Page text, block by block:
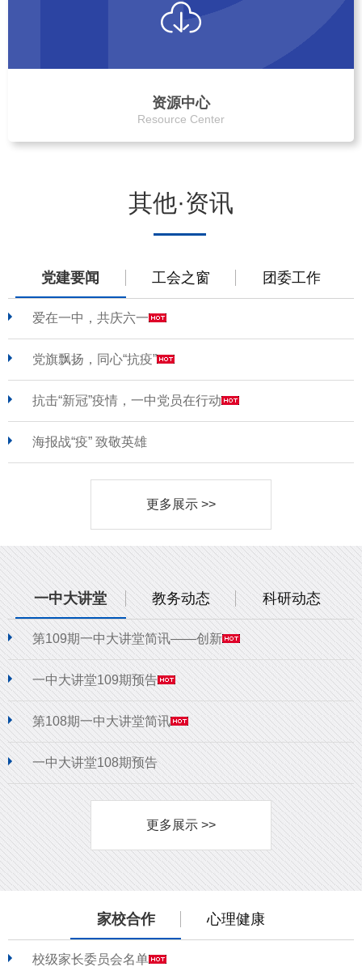
资源中心
Resource Center
其他·资讯
党建要闻 工会之窗 团委工作
爱在一中，共庆六一
党旗飘扬，同心“抗疫”
抗击“新冠”疫情，一中党员在行动
海报战“疫” 致敬英雄
更多展示 >>
一中大讲堂 教务动态 科研动态
第109期一中大讲堂简讯——创新
一中大讲堂109期预告
第108期一中大讲堂简讯
一中大讲堂108期预告
更多展示 >>
家校合作 心理健康
校级家长委员会名单